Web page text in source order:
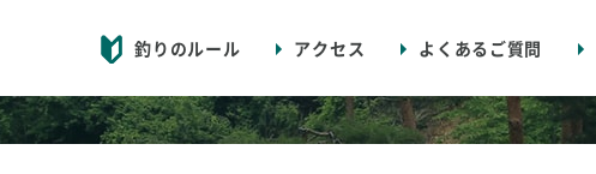
釣りのルール アクセス よくあるご質問